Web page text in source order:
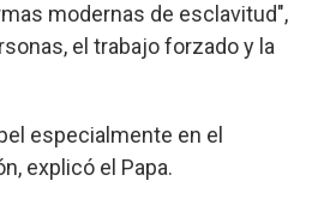
modernas de esclavitud",
el trabajo forzado y la
especialmente en el
explicó el Papa.